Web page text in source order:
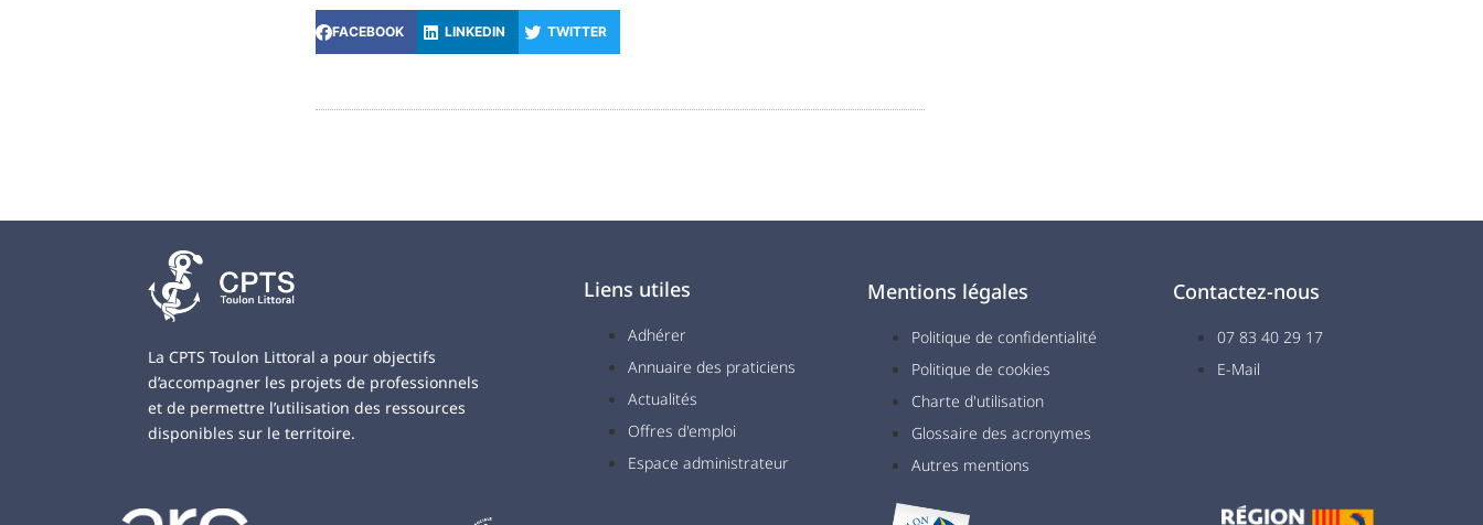
FACEBOOK LINKEDIN TWITTER
La CPTS Toulon Littoral a pour objectifs
d’accompagner les projets de professionnels
et de permettre l’utilisation des ressources
disponibles sur le territoire.
Liens utiles
Adhérer
Annuaire des praticiens
Actualités
Offres d'emploi
Espace administrateur
Mentions légales
Politique de confidentialité
Politique de cookies
Charte d'utilisation
Glossaire des acronymes
Autres mentions
Contactez-nous
07 83 40 29 17
E-Mail